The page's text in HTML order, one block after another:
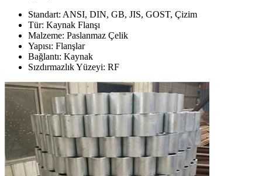
Standart: ANSI, DIN, GB, JIS, GOST, Çizim
Tür: Kaynak Flanşı
Malzeme: Paslanmaz Çelik
Yapısı: Flanşlar
Bağlantı: Kaynak
Sızdırmazlık Yüzeyi: RF